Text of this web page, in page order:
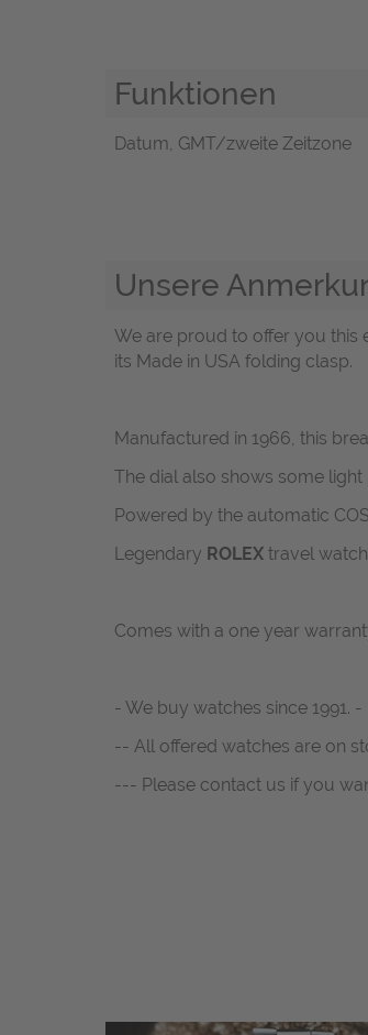
Funktionen
Datum, GMT/zweite Zeitzone
Unsere
We are proud to offer you this
its Made in USA folding clasp.
Manufactured in 1966, this
The dial also shows some
Powered by the automatic
Legendary ROLEX travel
Comes with a one year
- We buy watches since 1991. -
-- All offered watches are on
--- Please contact us if you